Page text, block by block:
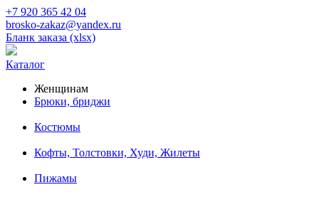
+7 920 365 42 04
brosko-zakaz@yandex.ru
Бланк заказа (xlsx)
Каталог
Женщинам
Брюки, бриджи
Костюмы
Кофты, Толстовки, Худи, Жилеты
Пижамы